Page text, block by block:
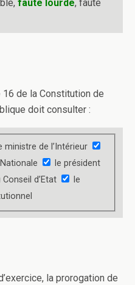
faute lourde, faute
de la Constitution de
doit consulter :
ministre de l’Intérieur
le président
d’Etat
le
la prorogation de